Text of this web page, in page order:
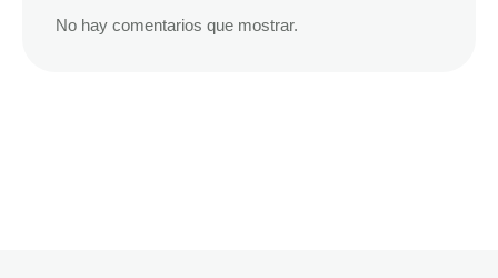
No hay comentarios que mostrar.